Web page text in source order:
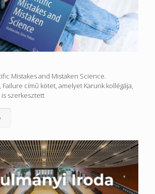
Mistakes and Mistaken Science.
című kötet, amelyet Karunk kollégája,
is szerkesztett